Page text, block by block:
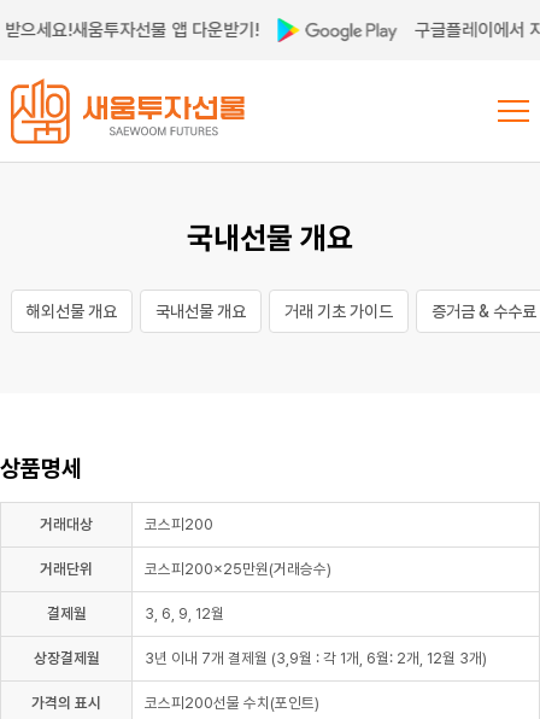
으세요!새움투자선물 앱 다운받기! 구글플레이에서
국내선물 개요
해외선물 개요 국내선물 개요 거래 기초 가이드 증거금 & 수수료
상품명세
거래대상 코스피200
거래단위 코스피200×25만원(거래승수)
결제월 3, 6, 9, 12월
상장결제월 3년 이내 7개 결제월 (3,9월 : 각 1개, 6월: 2개, 12월 3개)
가격의 표시 코스피200선물 수치(포인트)